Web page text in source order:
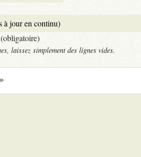
laissez simplement des lignes vides.